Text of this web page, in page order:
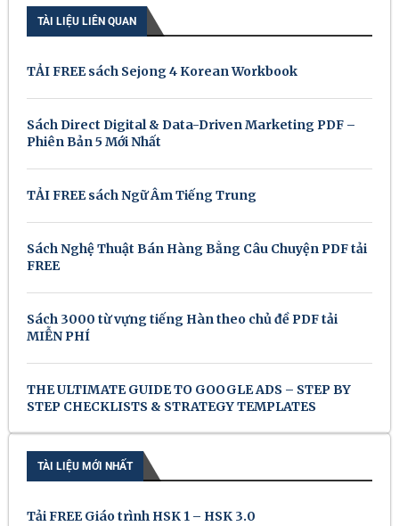
TÀI LIỆU LIÊN QUAN
TẢI FREE sách Sejong 4 Korean Workbook
Sách Direct Digital & Data-Driven Marketing PDF –
Phiên Bản 5 Mới Nhất
TẢI FREE sách Ngữ Âm Tiếng Trung
Sách Nghệ Thuật Bán Hàng Bằng Câu Chuyện PDF tải
FREE
Sách 3000 từ vựng tiếng Hàn theo chủ đề PDF tải
MIỄN PHÍ
THE ULTIMATE GUIDE TO GOOGLE ADS – STEP BY
STEP CHECKLISTS & STRATEGY TEMPLATES
TÀI LIỆU MỚI NHẤT
Tải FREE Giáo trình HSK 1 – HSK 3.0